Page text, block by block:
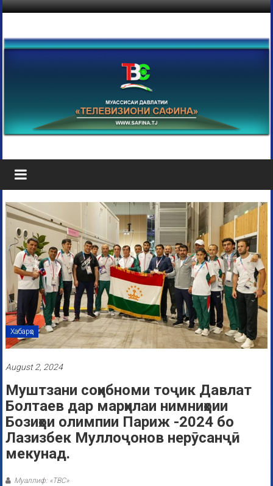
Хабарҳо
August 2, 2024
Муштзани соҳибноми тоҷик Давлат
Болтаев дар марҳилаи нимниҳоии
Бозиҳои олимпии Париж -2024 бо
Лазизбек Муллоҷонов нерӯсанҷӣ
мекунад.
Муаллиф: «ТВС»